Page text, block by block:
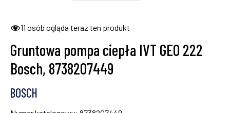
11 osób ogląda teraz ten produkt
Gruntowa pompa ciepła IVT GEO 222
Bosch, 8738207449
BOSCH